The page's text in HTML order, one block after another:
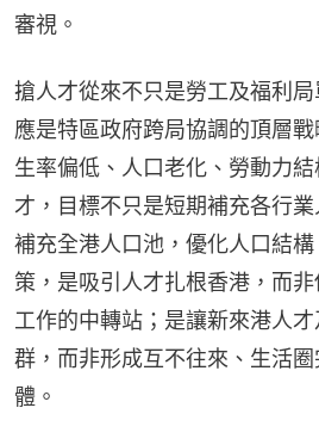
審視。
搶人才從來不只是勞工及福利
應是特區政府跨局協調的頂層
生率偏低、人口老化、勞動力
才，目標不只是短期補充各行
補充全港人口池，優化人口結
策，是吸引人才扎根香港，而
工作的中轉站；是讓新來港人
群，而非形成互不往來、生活
體。